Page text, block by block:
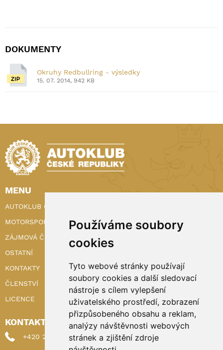
Používáme soubory
cookies
Tyto webové stránky používají
soubory cookies a další sledovací
nástroje s cílem vylepšení
uživatelského prostředí, zobrazení
přizpůsobeného obsahu a reklam,
analýzy návštěvnosti webových
stránek a zjištění zdroje
DOKUMENTY
Okruhy Redbullring - výsledky
15. 07. 2014, 942 KB
MENU
AUTOKLUB ČR
MOTORSPORT
ZÁJMOVÁ ČINNOST
OSTATNÍ
KONTAKTY
ČLENSTVÍ
LICENCE
KONTAKTY
+420 222 898 224 (sekretariat)